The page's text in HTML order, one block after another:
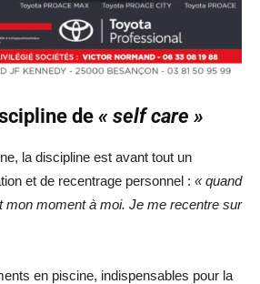
de « self care »
la discipline est avant tout un
et de recentrage personnel : « quand
mon moment à moi. Je me recentre sur
en piscine, indispensables pour la